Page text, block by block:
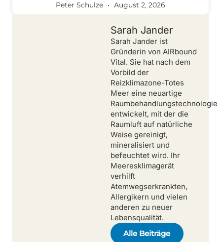
Peter Schulze August 2, 2026
Sarah Jander
Sarah Jander ist
Gründerin von AIRbound
Vital. Sie hat nach dem
Vorbild der
Reizklimazone-Totes
Meer eine neuartige
Raumbehandlungstechnologie
entwickelt, mit der die
Raumluft auf natürliche
Weise gereinigt,
mineralisiert und
befeuchtet wird. Ihr
Meeresklimagerät
verhilft
Atemwegserkrankten,
Allergikern und vielen
anderen zu neuer
Lebensqualität.
Alle Beiträge